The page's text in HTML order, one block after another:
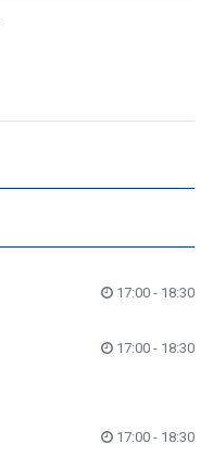
17:00 - 18:30
17:00 - 18:30
17:00 - 18:30